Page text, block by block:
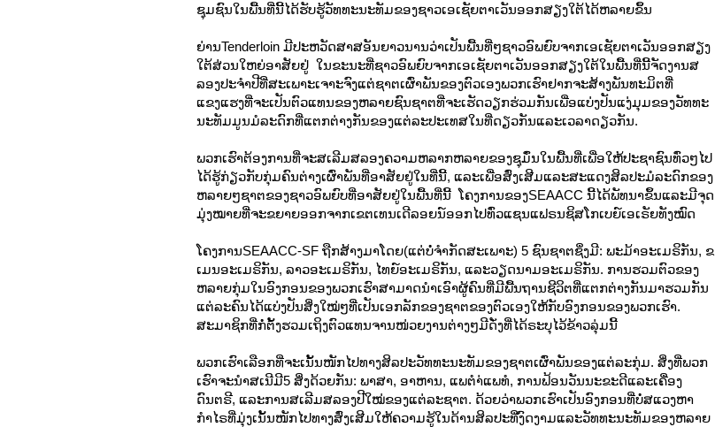
ຊຸມຊົນໃນພື້ນທີ່ນີ້ໄດ້ຮັບຮູ້ວັທທະນະທັມຂອງຊາວເອເຊັຍຕາເວັນອອກສຽງໃຕ້ໄດ້ຫລາຍຂຶ້ນ
ຍ່ານTenderloin ມີປະຫວັດສາສອັນຍາວນານວ່າເປັນພື້ນທີ່ໆຊາວອົພຍົບຈາກເອເຊັຍຕາເວັນອອກສຽງ
ໃຕ້ສ່ວນໃຫຍ່ອາສັຍຢູ່ ໃນຂະນະທີ່ຊາວອົພຍົບຈາກເອເຊັຍຕາເວັນອອກສຽງໃຕ້ໃນພື້ນທີ່ນີ້ຈັດງານສ
ລອງປະຈຳປີທີ່ສະເພາະເຈາະຈົງແຕ່ຊາຕເຜົ່າພັນຂອງຕົວເອງພວກເຮົາຢາກຈະສ້າງພັນທະມິຕທີ່
ແຂງແຮງທີ່ຈະເປັນຕົວແທນຂອງຫລາຍຊົນຊາຕທີ່ຈະເຮັດວຽກຮ່ວມກັນເພື່ອແບ່ງປັນແງ່ມຸມຂອງວັທທະ
ນະທັມມູນມໍລະດົກທີ່ແຕກຕ່າງກັນຂອງແຕ່ລະປະເທສໃນທີ່ດຽວກັນແລະເວລາດຽວກັນ.
ພວກເຮົາຕ້ອງການທີ່ຈະສເລີມສລອງຄວາມຫລາກຫລາຍຂອງຊຸມໍົນໃນພື້ນທີ່ເພື່ອໃຫ້ປະຊາຊົນທົ່ວໆໄປ
ໄດ້ຮູ້ກ່ຽວກັບກຸ່ມຄົນຕ່າງເຜົ່າພັນທີ່ອາສັຍຢູ່ໃນທີ່ນີ້, ແລະເພື່ອສົ່ງເສີມແລະສະແດງສິລປະມໍລະດົກຂອງ
ຫລາຍໆຊາຕຂອງຊາວອົພຍົບທີ່ອາສັຍຢູ່ໃນພື້ນທີ່ນີ້ ໂຄງການຂອງSEAACC ນີ້ໄດ້ພັທນາຂຶ້ນແລະມີຈຸດ
ມຸ່ງໝາຍທີ່ຈະຂຍາຍອອກຈາກເຂຕເທນເດີລອຍນ໌ອອກໄປທົ່ວແຊນແຟຣນຊິສໂກເບຍ໌ເອເຣັຍທັງໝົດ
ໂຄງການSEAACC-SF ຖືກສ້າງມາໂດຍ(ແຕ່ບໍ່ຈຳກັດສະເພາະ) 5 ຊົນຊາຕຊຶ່ງມີ: ພະມ້າອະເມຣິກັນ, ຂ
ເມນອະເມຣິກັນ, ລາວອະເມຣິກັນ, ໄທຍ໌ອະເມຣິກັນ, ແລະວຽດນາມອະເມຣິກັນ. ການຮວມຕົວຂອງ
ຫລາຍກຸ່ມໃນອົງກອນຂອງພວກເຮົາສາມາດນຳເອົາຜູ້ຄົນທີ່ມີພື້ນຖານຊີວິຕທີ່ແຕກຕ່າງກັນມາຮວມກັນ
ແຕ່ລະຄົນໄດ້ແບ່ງປັນສິ່ງໃໝ່ໆທີ່ເປັນເອກລັກຂອງຊາຕຂອງຕົວເອງໃຫ້ກັບອົງກອນຂອງພວກເຮົາ.
ສະມາຊິກທີ່ກໍ່ຕັ້ງຮວມເຖິງຕົວແທນຈານໜ່ວຍງານຕ່າງໆມີດັ່ງທີ່ໄດ້ຣະບຸໄວ້ຂ້າວລຸ່ມນີ້
ພວກເຮົາເລືອກທີ່ຈະເນັ້ນໜັກໄປທາງສິລປະວັທທະນະທັມຂອງຊາຕເຜົ່າພັນຂອງແຕ່ລະກຸ່ມ. ສິ່ງທີ່ພວກ
ເຮົາຈະນຳສເນີມີ5 ສິ່ງດ້ວຍກັນ: ພາສາ, ອາຫານ, ແພຕຳ່ແພທໍ, ການຟ້ອນວັນນະຂະດີແລະເຄື່ອງ
ດົນຕຣີ, ແລະການສເລີມສລອງປີໃໝ່ຂອງແຕ່ລະຊາຕ. ດ້ວຍວ່າພວກເຮົາເປັນອົງກອນທີ່ບໍ່ສແວງຫາ
ກຳໄຣທີ່ມຸ່ງເນັ້ນໜັກໄປທາງສົ່ງເສີມໃຫ້ຄວາມຮູ້ໃນດ້ານສິລປະທີ່ງົດງາມແລະວັທທະນະທັມຂອງຫລາຍ